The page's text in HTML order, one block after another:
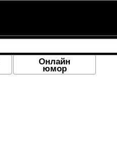
Онлайн
юмор